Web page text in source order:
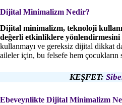
Dijital Minimalizm Nedir?
Dijital minimalizm, teknoloji
değerli etkinliklere yönlendirmesini
kullanmayı ve gereksiz dijital dikkat
aileler için, bu felsefe hem çocukların
KEŞFET:
Ebeveynlikte Dijital Minimalizm